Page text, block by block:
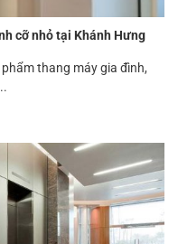
cỡ nhỏ tại Khánh Hưng
thang máy gia đình,